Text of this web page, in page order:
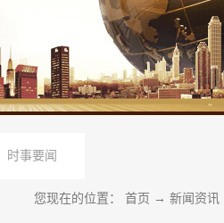
时事要闻
您现在的位置： 首页 → 新闻资讯